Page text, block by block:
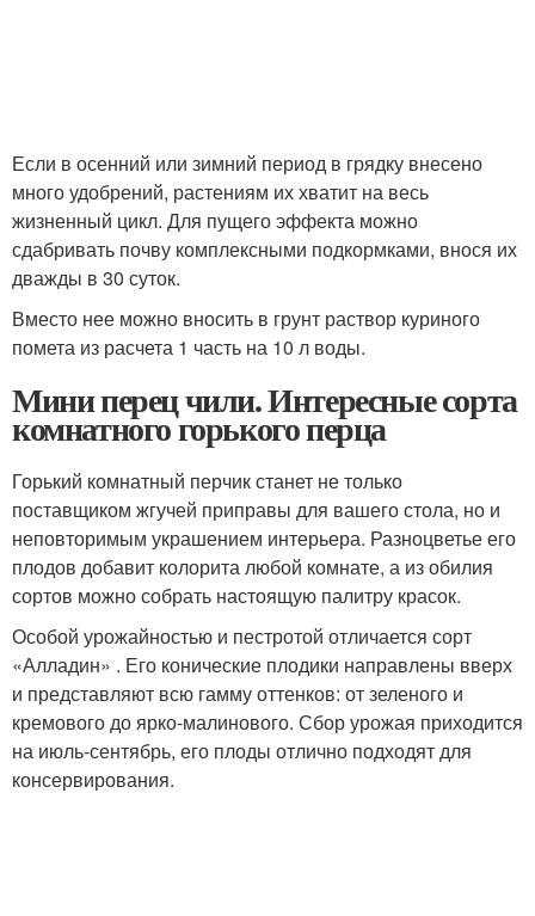
Если в осенний или зимний период в грядку внесено
много удобрений, растениям их хватит на весь
жизненный цикл. Для пущего эффекта можно
сдабривать почву комплексными подкормками, внося их
дважды в 30 суток.
Вместо нее можно вносить в грунт раствор куриного
помета из расчета 1 часть на 10 л воды.
Мини перец чили. Интересные сорта
комнатного горького перца
Горький комнатный перчик станет не только
поставщиком жгучей приправы для вашего стола, но и
неповторимым украшением интерьера. Разноцветье его
плодов добавит колорита любой комнате, а из обилия
сортов можно собрать настоящую палитру красок.
Особой урожайностью и пестротой отличается сорт
«Алладин» . Его конические плодики направлены вверх
и представляют всю гамму оттенков: от зеленого и
кремового до ярко-малинового. Сбор урожая приходится
на июль-сентябрь, его плоды отлично подходят для
консервирования.